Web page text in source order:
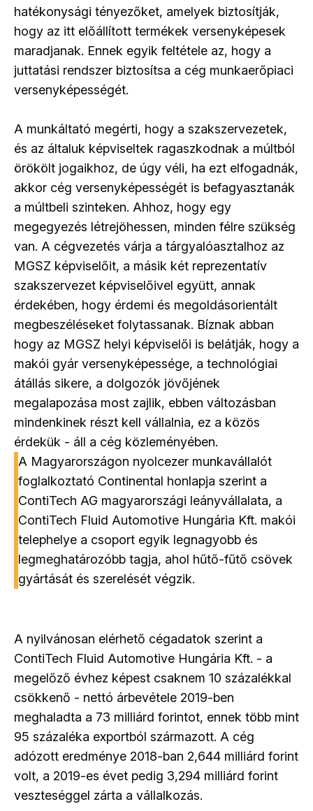
hatékonysági tényezőket, amelyek biztosítják,
hogy az itt előállított termékek versenyképesek
maradjanak. Ennek egyik feltétele az, hogy a
juttatási rendszer biztosítsa a cég munkaerőpiaci
versenyképességét.
A munkáltató megérti, hogy a szakszervezetek,
és az általuk képviseltek ragaszkodnak a múltból
örökölt jogaikhoz, de úgy véli, ha ezt elfogadnák,
akkor cég versenyképességét is befagyasztanák
a múltbeli szinteken. Ahhoz, hogy egy
megegyezés létrejöhessen, minden félre szükség
van. A cégvezetés várja a tárgyalóasztalhoz az
MGSZ képviselőit, a másik két reprezentatív
szakszervezet képviselőivel együtt, annak
érdekében, hogy érdemi és megoldásorientált
megbeszéléseket folytassanak. Bíznak abban
hogy az MGSZ helyi képviselői is belátják, hogy a
makói gyár versenyképessége, a technológiai
átállás sikere, a dolgozók jövőjének
megalapozása most zajlik, ebben változásban
mindenkinek részt kell vállalnia, ez a közös
érdekük - áll a cég közleményében.
A Magyarországon nyolcezer munkavállalót
foglalkoztató Continental honlapja szerint a
ContiTech AG magyarországi leányvállalata, a
ContiTech Fluid Automotive Hungária Kft. makói
telephelye a csoport egyik legnagyobb és
legmeghatározóbb tagja, ahol hűtő-fűtő csövek
gyártását és szerelését végzik.
A nyilvánosan elérhető cégadatok szerint a
ContiTech Fluid Automotive Hungária Kft. - a
megelőző évhez képest csaknem 10 százalékkal
csökkenő - nettó árbevétele 2019-ben
meghaladta a 73 milliárd forintot, ennek több mint
95 százaléka exportból származott. A cég
adózott eredménye 2018-ban 2,644 milliárd forint
volt, a 2019-es évet pedig 3,294 milliárd forint
veszteséggel zárta a vállalkozás.